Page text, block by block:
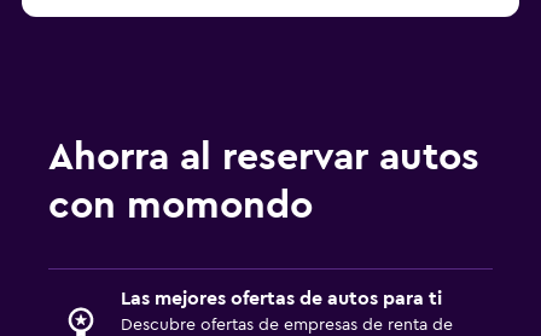
Ahorra al reservar autos
con momondo
Las mejores ofertas de autos para ti
Descubre ofertas de empresas de renta de